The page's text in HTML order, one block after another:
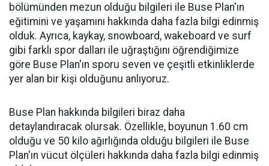
bölümünden mezun olduğu bilgileri ile Buse Plan'ın
eğitimini ve yaşamını hakkında daha fazla bilgi edinmiş
olduk. Ayrıca, kaykay, snowboard, wakeboard ve surf
gibi farklı spor dalları ile uğraştığını öğrendiğimize
göre Buse Plan'ın sporu seven ve çeşitli etkinliklerde
yer alan bir kişi olduğunu anlıyoruz.
Buse Plan hakkında bilgileri biraz daha
detaylandıracak olursak. Özellikle, boyunun 1.60 cm
olduğu ve 50 kilo ağırlığında olduğu bilgileri ile Buse
Plan'ın vücut ölçüleri hakkında daha fazla bilgi edinmiş